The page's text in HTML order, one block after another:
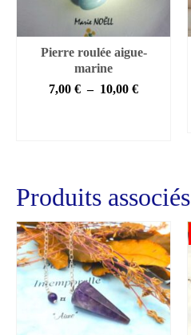
Pierre roulée aigue-
marine
7,00 € – 10,00 €Plage
plusieurs
variations.
Les
options
peuvent
être
choisies
sur
la
Produits associés